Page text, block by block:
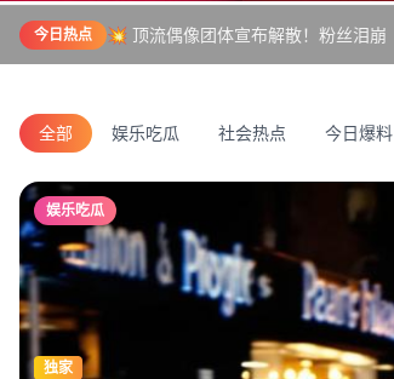
今日热点 💥 顶流偶像团体宣布解散！粉丝泪崩
全部 娱乐吃瓜 社会热点 今日爆料
娱乐吃瓜
独家